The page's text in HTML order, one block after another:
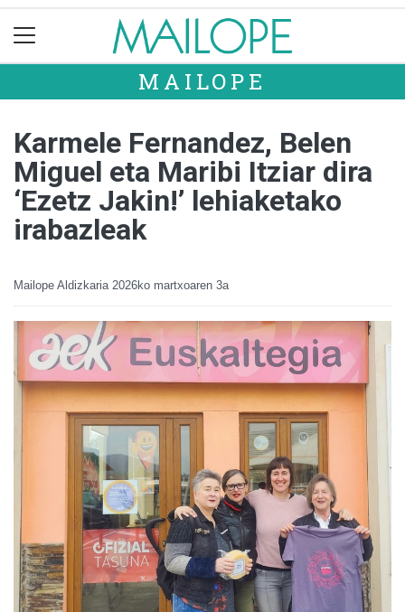
MAILOPE
Karmele Fernandez, Belen
Miguel eta Maribi Itziar dira
‘Ezetz Jakin!’ lehiaketako
irabazleak
Mailope Aldizkaria 2026ko martxoaren 3a